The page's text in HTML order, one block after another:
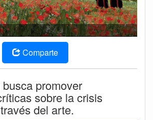
Comparte
promover
sobre la crisis
del arte.